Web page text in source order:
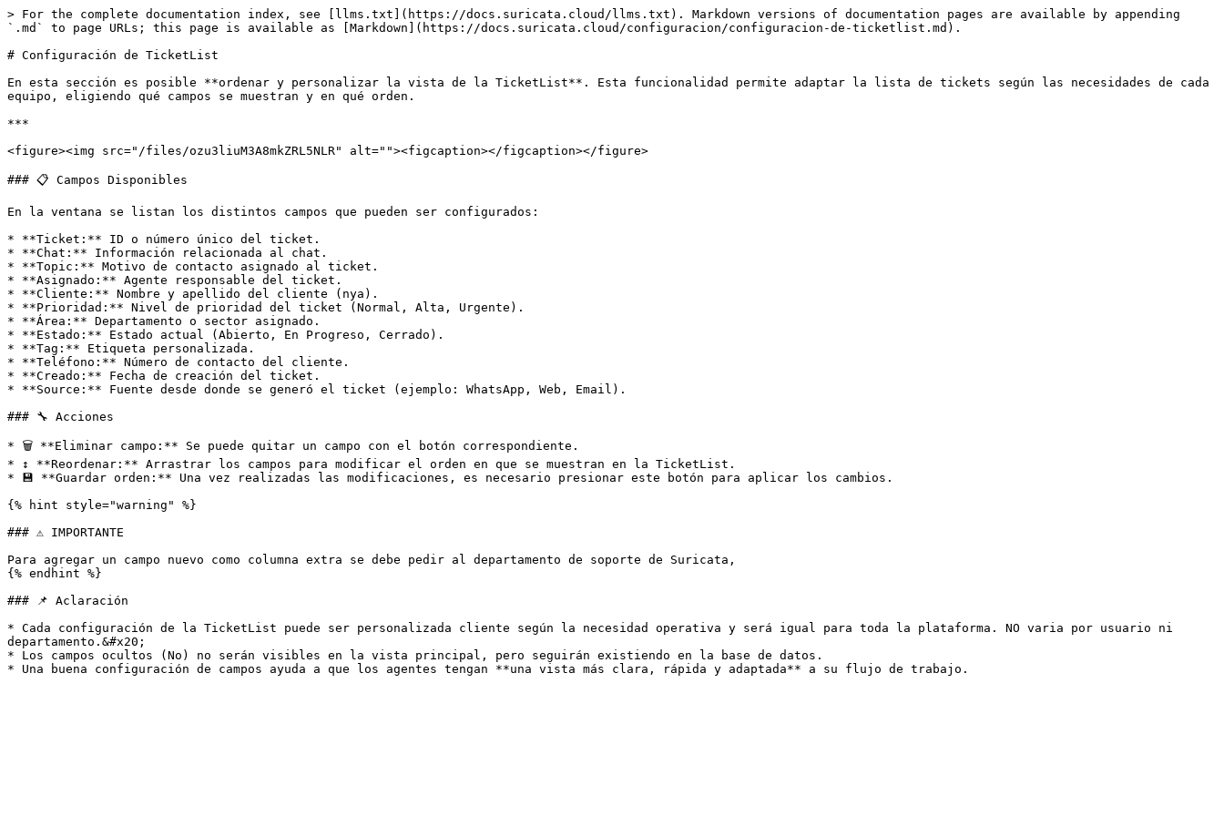
> For the complete documentation index, see [llms.txt](https://docs.suricata.cloud/llms.txt). Markdown versions of documentation pages are available by appending
`.md` to page URLs; this page is available as [Markdown](https://docs.suricata.cloud/configuracion/configuracion-de-ticketlist.md).
# Configuración de TicketList
En esta sección es posible **ordenar y personalizar la vista de la TicketList**. Esta funcionalidad permite adaptar la lista de tickets según las necesidades de cada
equipo, eligiendo qué campos se muestran y en qué orden.
***
<figure><img src="/files/ozu3liuM3A8mkZRL5NLR" alt=""><figcaption></figcaption></figure>
### 📋 Campos Disponibles
En la ventana se listan los distintos campos que pueden ser configurados:
* **Ticket:** ID o número único del ticket.
* **Chat:** Información relacionada al chat.
* **Topic:** Motivo de contacto asignado al ticket.
* **Asignado:** Agente responsable del ticket.
* **Cliente:** Nombre y apellido del cliente (nya).
* **Prioridad:** Nivel de prioridad del ticket (Normal, Alta, Urgente).
* **Área:** Departamento o sector asignado.
* **Estado:** Estado actual (Abierto, En Progreso, Cerrado).
* **Tag:** Etiqueta personalizada.
* **Teléfono:** Número de contacto del cliente.
* **Creado:** Fecha de creación del ticket.
* **Source:** Fuente desde donde se generó el ticket (ejemplo: WhatsApp, Web, Email).
### 🔧 Acciones
* 🗑️ **Eliminar campo:** Se puede quitar un campo con el botón correspondiente.
* ↕️ **Reordenar:** Arrastrar los campos para modificar el orden en que se muestran en la TicketList.
* 💾 **Guardar orden:** Una vez realizadas las modificaciones, es necesario presionar este botón para aplicar los cambios.
{% hint style="warning" %}
### ⚠️ IMPORTANTE
Para agregar un campo nuevo como columna extra se debe pedir al departamento de soporte de Suricata,
{% endhint %}
### 📌 Aclaración
* Cada configuración de la TicketList puede ser personalizada cliente según la necesidad operativa y será igual para toda la plataforma. NO varia por usuario ni
departamento.&#x20;
* Los campos ocultos (No) no serán visibles en la vista principal, pero seguirán existiendo en la base de datos.